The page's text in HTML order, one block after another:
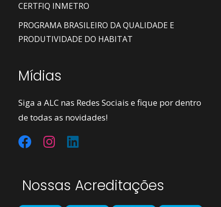
CERTFIQ INMETRO
PROGRAMA BRASILEIRO DA QUALIDADE E
PRODUTIVIDADE DO HABITAT
Mídias
Siga a ALC nas Redes Sociais e fique por dentro
de todas as novidades!
Nossas Acreditações